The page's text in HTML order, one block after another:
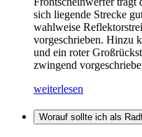
sich liegende Strecke
wahlweise
vorgeschrieben. Hinzu
und ein roter
zwingend
weiterlesen
Worauf sollte ich als